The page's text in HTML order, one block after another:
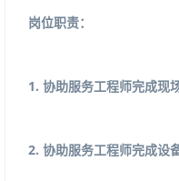
岗位职责：
1. 协助服务工程师完成现
2. 协助服务工程师完成设